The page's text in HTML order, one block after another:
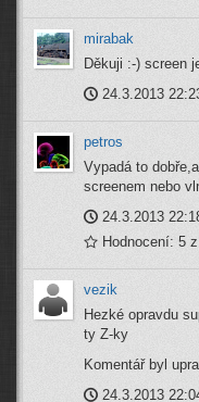
mirabak
Děkuji :-) screen
24.3.2013
petros
Vypadá to
screenem nebo
24.3.2013
Hodnocení: 5
vezik
Hezké opravdu
ty Z-ky
Komentář byl
24.3.2013